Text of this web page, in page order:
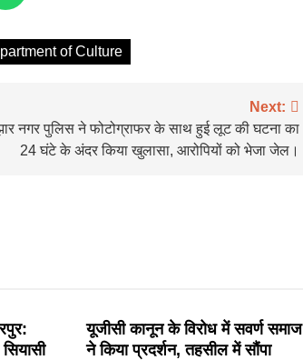
of Culture
Next:
नगर पुलिस ने फोटोग्राफर के साथ हुई लूट की घटना का
24 घंटे के अंदर किया खुलासा, आरोपियों को भेजा जेल।
यूजीसी कानून के विरोध में सवर्ण समाज
ने किया प्रदर्शन, तहसील में सौंपा